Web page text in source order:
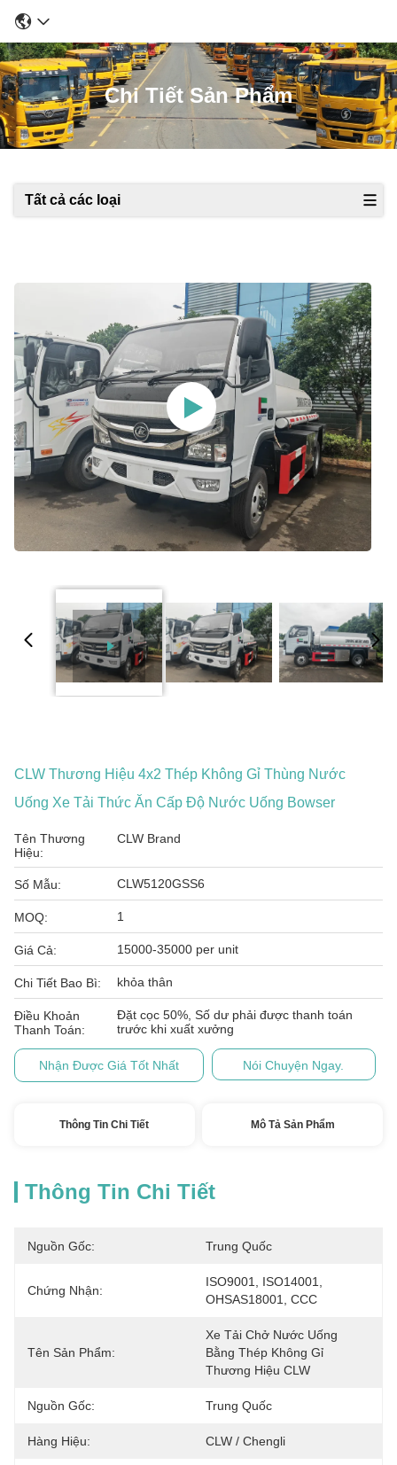
Chi Tiết Sản Phẩm
Tất cả các loại
CLW Thương Hiệu 4x2 Thép Không Gỉ Thùng Nước
Uống Xe Tải Thức Ăn Cấp Độ Nước Uống Bowser
Tên Thương
Hiệu:
CLW Brand
Số Mẫu: CLW5120GSS6
MOQ: 1
Giá Cả: 15000-35000 per unit
Chi Tiết Bao Bì: khỏa thân
Điều Khoản
Thanh Toán:
Đặt cọc 50%, Số dư phải được thanh toán
trước khi xuất xưởng
Nhận Được Giá Tốt Nhất Nói Chuyện Ngay.
Thông Tin Chi Tiết Mô Tả Sản Phẩm
Thông Tin Chi Tiết
Nguồn Gốc: Trung Quốc
Chứng Nhận:
ISO9001, ISO14001,
OHSAS18001, CCC
Tên Sản Phẩm:
Xe Tải Chở Nước Uống
Bằng Thép Không Gỉ
Thương Hiệu CLW
Nguồn Gốc: Trung Quốc
Hàng Hiệu: CLW / Chengli